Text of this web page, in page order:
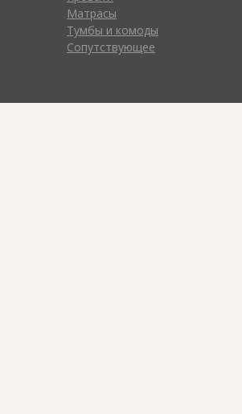
Матрасы
Тумбы и комоды
Сопутствующее